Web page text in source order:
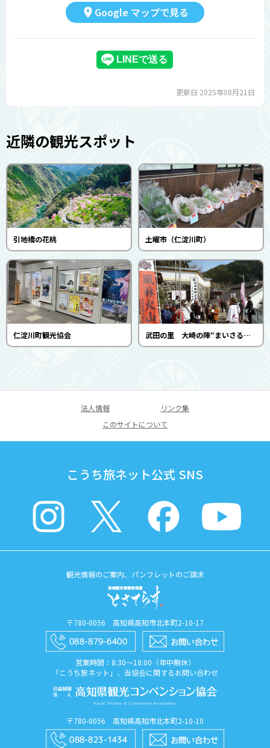
Google マップで見る
更新日 2025年08月21日
近隣の観光スポット
引地橋の花桃 土曜市（仁淀川町）
仁淀川町観光協会 武田の里 大崎の陣“まいさるく”（武田勝頼土佐の会）
法人情報
リンク集
このサイトについて
こうち旅ネット公式 SNS
観光情報のご案内、パンフレットのご請求
〒780-0056 高知県高知市北本町2-10-17
営業時間：8:30〜18:00（年中無休）
「こうち旅ネット」、当協会に関するお問い合わせ
〒780-0056 高知県高知市北本町2-10-10